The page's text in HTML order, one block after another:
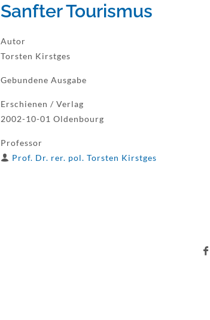
Sanfter Tourismus
Autor
Torsten Kirstges
Gebundene Ausgabe
Erschienen / Verlag
2002-10-01 Oldenbourg
Professor
Prof. Dr. rer. pol. Torsten Kirstges